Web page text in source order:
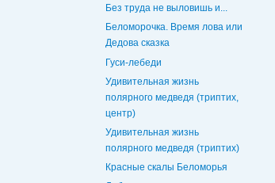
Без труда не выловишь и...
Беломорочка. Время лова или
Дедова сказка
Гуси-лебеди
Удивительная жизнь
полярного медведя (триптих,
центр)
Удивительная жизнь
полярного медведя (триптих)
Красные скалы Беломорья